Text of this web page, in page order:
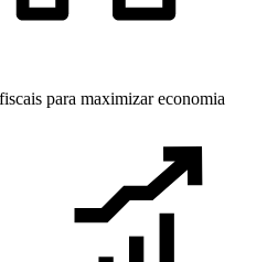
para maximizar economia